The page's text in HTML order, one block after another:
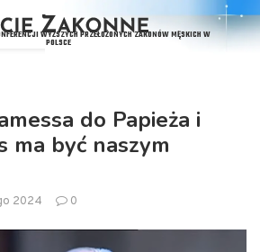
do Papieża i
ma być naszym
2024 0